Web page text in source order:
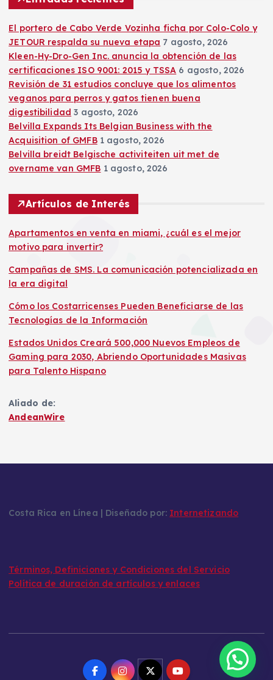
:
El portero de Cabo Verde Vozinha ficha por Colo-Colo y
JETOUR respalda su nueva etapa 7 agosto, 2026
Kleen-Hy-Dro-Gen Inc. anuncia la obtención de las
certificaciones ISO 9001: 2015 y TSSA 6 agosto, 2026
Revisión de 31 estudios concluye que los alimentos
veganos para perros y gatos tienen buena
digestibilidad 3 agosto, 2026
Belvilla Expands Its Belgian Business with the
Acquisition of GMFB 1 agosto, 2026
Belvilla breidt Belgische activiteiten uit met de
overname van GMFB 1 agosto, 2026
Artículos de Interés
Apartamentos en venta en miami, ¿cuál es el mejor
motivo para invertir?
Campañas de SMS. La comunicación potencializada en
la era digital
Cómo los Costarricenses Pueden Beneficiarse de las
Tecnologías de la Información
Estados Unidos Creará 500,000 Nuevos Empleos de
Gaming para 2030, Abriendo Oportunidades Masivas
para Talento Hispano
Aliado de:
AndeanWire
Costa Rica en Línea | Diseñado por: Internetizando
Términos, Definiciones y Condiciones del Servicio
Política de duración de artículos y enlaces